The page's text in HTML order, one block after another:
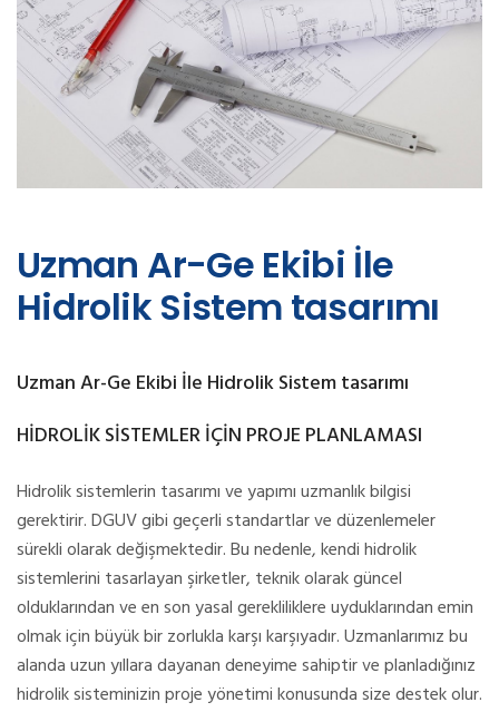
Uzman Ar-Ge Ekibi İle
Hidrolik Sistem tasarımı
Uzman Ar-Ge Ekibi İle Hidrolik Sistem tasarımı
HİDROLİK SİSTEMLER İÇİN PROJE PLANLAMASI
Hidrolik sistemlerin tasarımı ve yapımı uzmanlık bilgisi
gerektirir. DGUV gibi geçerli standartlar ve düzenlemeler
sürekli olarak değişmektedir. Bu nedenle, kendi hidrolik
sistemlerini tasarlayan şirketler, teknik olarak güncel
olduklarından ve en son yasal gerekliliklere uyduklarından emin
olmak için büyük bir zorlukla karşı karşıyadır. Uzmanlarımız bu
alanda uzun yıllara dayanan deneyime sahiptir ve planladığınız
hidrolik sisteminizin proje yönetimi konusunda size destek olur.